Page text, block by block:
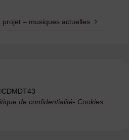
projet – musiques actuelles
de confidentialité- Cookies